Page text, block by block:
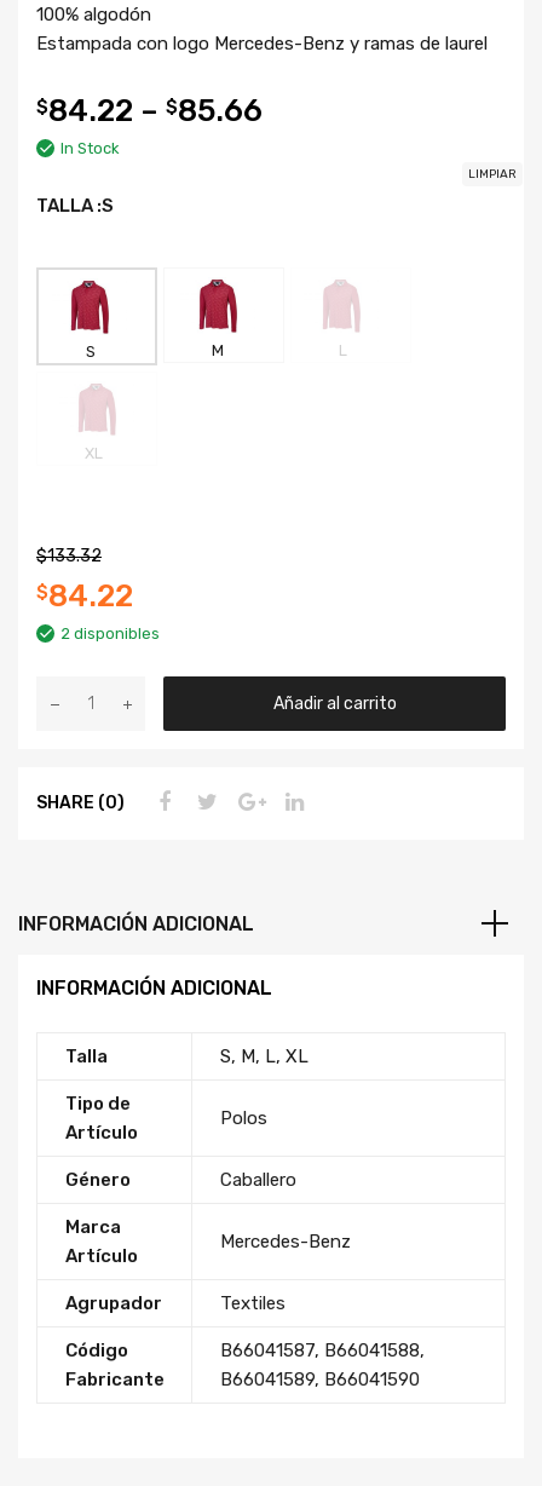
100% algodón
Estampada con logo Mercedes-Benz y ramas de laurel
$84.22 – $85.66
In Stock
TALLA :S
S M L
XL
LIMPIAR
$133.32
$84.22
2 disponibles
Añadir al carrito
SHARE (0)
INFORMACIÓN ADICIONAL
INFORMACIÓN ADICIONAL
Talla S, M, L, XL
Tipo de
Artículo
Polos
Género Caballero
Marca
Artículo
Mercedes-Benz
Agrupador Textiles
Código
Fabricante
B66041587, B66041588,
B66041589, B66041590